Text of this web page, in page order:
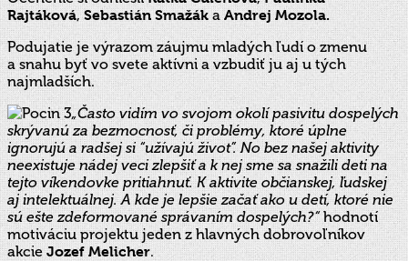
Rajtáková,Sebastián SmažákaAndrej Mozola.
Podujatie je výrazom záujmu mladých ľudí o zmenu
a snahu byť vo svete aktívni a vzbudiť ju aj u tých
najmladších.
„Často vidím vo svojom okolí pasivitu dospelých
skrývanú za bezmocnosť, čiproblémy, ktoré úplne
ignorujú a radšej si “užívajú život”. No bez našej aktivity
neexistuje nádej veci zlepšiť a k nej sme sa snažili deti na
tejto víkendovke pritiahnuť. K aktiviteobčianskej, ľudskej
aj intelektuálnej. A kde je lepšie začať ako u detí, ktoré nie
sú ešte zdeformované správaním dospelých?“hodnotí
motiváciu projektu jeden z hlavných dobrovoľníkov
akcieJozef Melicher.